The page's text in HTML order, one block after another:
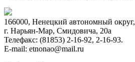
166000, Ненецкий автономный округ,
г. Нарьян-Мар, Смидовича, 20а
Телефакс: (81853) 2-16-92, 2-16-93.
E-mail: etnonao@mail.ru